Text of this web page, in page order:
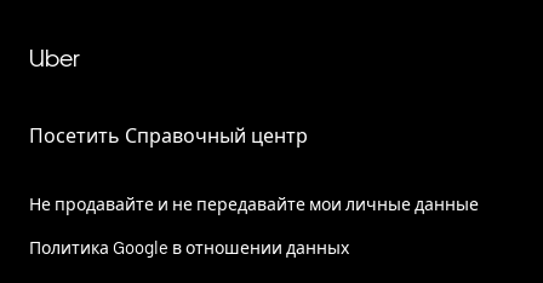
Uber
Посетить Справочный центр
Не продавайте и не передавайте мои личные данные
Политика Google в отношении данных